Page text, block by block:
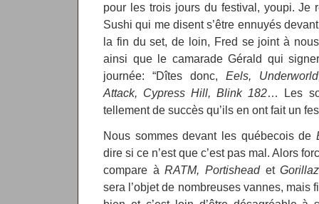
pour les trois jours du festival, youpi. Je
Sushi qui me disent s’être ennuyés
la fin du set, de loin, Fred se joint à
ainsi que le camarade Gérald qui
journée: “Dîtes donc, Eels,
Attack, Cypress Hill, Blink 182… Les
tellement de succès qu’ils en ont fait un
Nous sommes devant les québecois de
dire si ce n’est que c’est pas mal. Alors
compare àRATM, PortisheadetGorillaz
sera l’objet de nombreuses vannes, mais